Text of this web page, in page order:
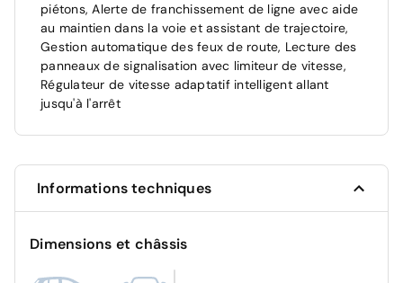
Radars de stationnement AV/AR anticollision (ICS)
Rétroviseur intérieur électrochromatique
Système d'appel d'urgence automatique "E-Call"
Système d'assistance au démarrage en côte (HAC)
Système d'avertissement acoustique d'approche du
véhicule (AVAS)
Verrouillage centralisé
piétons, Alerte de franchissement de ligne avec aide
au maintien dans la voie et assistant de trajectoire,
Gestion automatique des feux de route, Lecture des
panneaux de signalisation avec limiteur de vitesse,
Régulateur de vitesse adaptatif intelligent allant
jusqu'à l'arrêt
Informations techniques
Dimensions et châssis